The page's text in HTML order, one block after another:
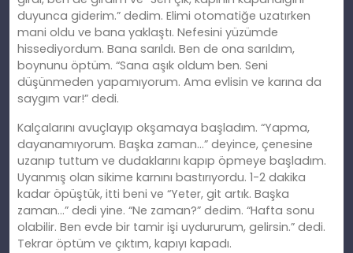
duyunca giderim.” dedim. Elimi otomatiğe uzatırken
mani oldu ve bana yaklaştı. Nefesini yüzümde
hissediyordum. Bana sarıldı. Ben de ona sarıldım,
boynunu öptüm. “Sana aşık oldum ben. Seni
düşünmeden yapamıyorum. Ama evlisin ve karına da
saygım var!” dedi.
Kalçalarını avuçlayıp okşamaya başladım. “Yapma,
dayanamıyorum. Başka zaman…” deyince, çenesine
uzanıp tuttum ve dudaklarını kapıp öpmeye başladım.
Uyanmış olan sikime karnını bastırıyordu. 1-2 dakika
kadar öpüştük, itti beni ve “Yeter, git artık. Başka
zaman…” dedi yine. “Ne zaman?” dedim. “Hafta sonu
olabilir. Ben evde bir tamir işi uydururum, gelirsin.” dedi.
Tekrar öptüm ve çıktım, kapıyı kapadı.